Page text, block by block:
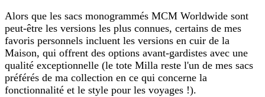
Alors que les sacs monogrammés MCM Worldwide sont
peut-être les versions les plus connues, certains de mes
favoris personnels incluent les versions en cuir de la
Maison, qui offrent des options avant-gardistes avec une
qualité exceptionnelle (le tote Milla reste l'un de mes sacs
préférés de ma collection en ce qui concerne la
fonctionnalité et le style pour les voyages !).